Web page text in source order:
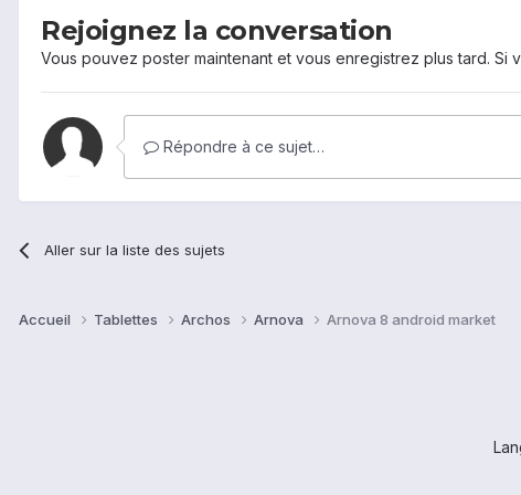
Rejoignez la conversation
Vous pouvez poster maintenant et vous enregistrez plus tard. Si
Répondre à ce sujet…
Aller sur la liste des sujets
Accueil Tablettes Archos Arnova Arnova 8 android market